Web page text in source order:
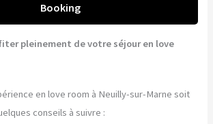
Booking
pleinement de votre séjour en love
en love room à Neuilly-sur-Marne soit
conseils à suivre :